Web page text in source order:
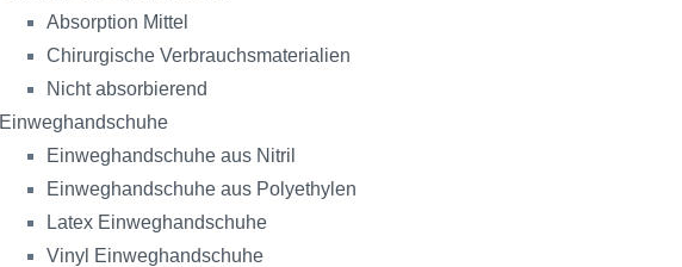
Absorption Mittel
Chirurgische Verbrauchsmaterialien
Nicht absorbierend
Einweghandschuhe
Einweghandschuhe aus Nitril
Einweghandschuhe aus Polyethylen
Latex Einweghandschuhe
Vinyl Einweghandschuhe